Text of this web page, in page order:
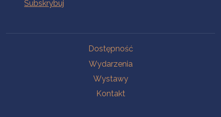
Dostępność
Wydarzenia
Wystawy
Kontakt